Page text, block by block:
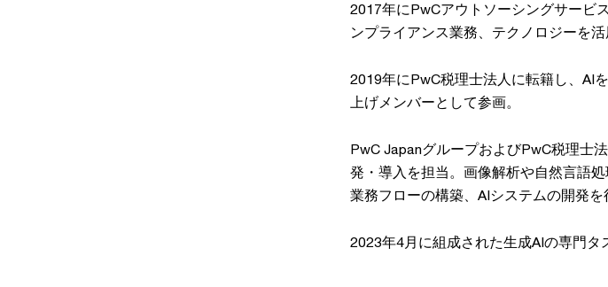
2017年にPwCアウトソーシングサービ
ンプライアンス業務、テクノロジーを
2019年にPwC税理士法人に転籍し、AI
上げメンバーとして参画。
PwC JapanグループおよびPwC税理士
発・導入を担当。画像解析や自然言語
業務フローの構築、AIシステムの開発を
2023年4月に組成された生成AIの専門タ